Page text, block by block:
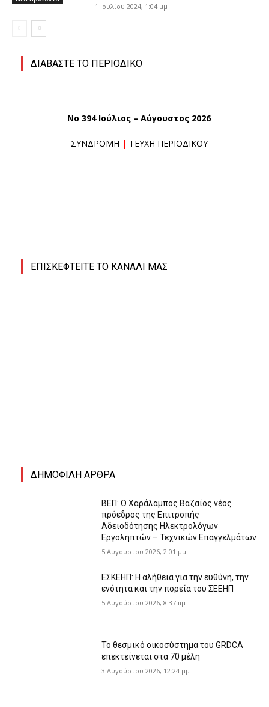
1 Ιουλίου 2024, 1:04 μμ
ΔΙΑΒΑΣΤΕ ΤΟ ΠΕΡΙΟΔΙΚΟ
No 394 Ιούλιος – Αύγουστος 2026
ΣΥΝΔΡΟΜΗ | ΤΕΥΧΗ ΠΕΡΙΟΔΙΚΟΥ
ΕΠΙΣΚΕΦΤΕΙΤΕ ΤΟ ΚΑΝΑΛΙ ΜΑΣ
ΔΗΜΟΦΙΛΗ ΑΡΘΡΑ
ΒΕΠ: Ο Χαράλαμπος Βαζαίος νέος
πρόεδρος της Επιτροπής
Αδειοδότησης Ηλεκτρολόγων
Εργοληπτών – Τεχνικών Επαγγελμάτων
5 Αυγούστου 2026, 2:01 μμ
ΕΣΚΕΗΠ: Η αλήθεια για την ευθύνη, την
ενότητα και την πορεία του ΣΕΕΗΠ
5 Αυγούστου 2026, 8:37 πμ
Το θεσμικό οικοσύστημα του GRDCA
επεκτείνεται στα 70 μέλη
3 Αυγούστου 2026, 12:24 μμ